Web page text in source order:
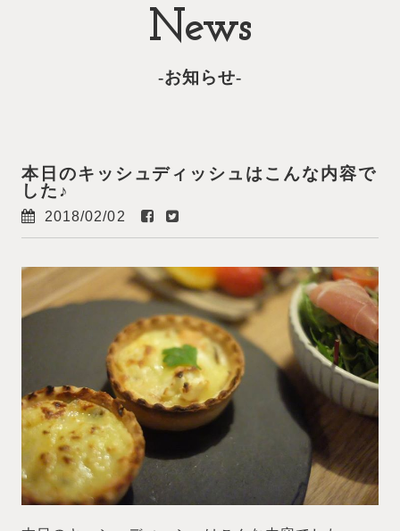
News
-お知らせ-
本日のキッシュディッシュはこんな内容で
した♪
2018/02/02